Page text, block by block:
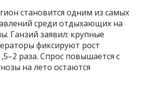
становится одним из самых
среди отдыхающих на
Ганзий заявил: крупные
фиксируют рост
раза. Спрос повышается с
на лето остаются